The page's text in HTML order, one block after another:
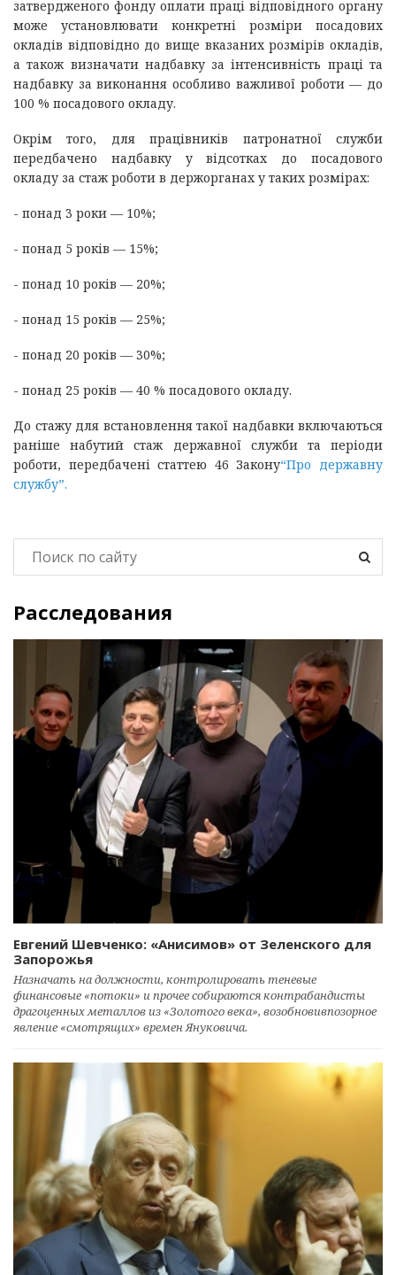
затвердженого фонду оплати праці відповідного органу
може установлювати конкретні розміри посадових
окладів відповідно до вище вказаних розмірів окладів,
а також визначати надбавку за інтенсивність праці та
надбавку за виконання особливо важливої роботи — до
100 % посадового окладу.
Окрім того, для працівників патронатної служби
передбачено надбавку у відсотках до посадового
окладу за стаж роботи в держорганах у таких розмірах:
- понад 3 роки — 10%;
- понад 5 років — 15%;
- понад 10 років — 20%;
- понад 15 років — 25%;
- понад 20 років — 30%;
- понад 25 років — 40 % посадового окладу.
До стажу для встановлення такої надбавки включаються
раніше набутий стаж державної служби та періоди
роботи, передбачені статтею 46 Закону“Про державну
службу”.
Расследования
Евгений Шевченко: «Анисимов» от Зеленского для
Запорожья
Назначать на должности, контролировать теневые
финансовые «потоки» и прочее собираются контрабандисты
драгоценных металлов из «Золотого века», возобновивпозорное
явление «смотрящих» времен Януковича.